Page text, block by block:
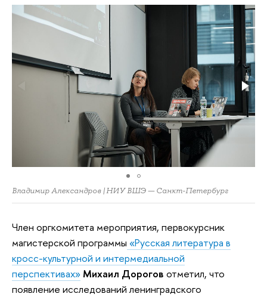
Владимир Александров | НИУ ВШЭ — Санкт-Петербург
Член оргкомитета мероприятия, первокурсник
магистерской программы «Русская литература в
кросс-культурной и интермедиальной
перспективах» Михаил Дорогов отметил, что
появление исследований ленинградского